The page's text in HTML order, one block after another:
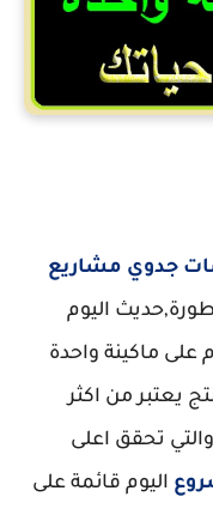
جدوي مشاريع
اليوم
على ماكينة واحدة
يعتبر من اكثر
تحقق اعلى
اليوم قائمة على